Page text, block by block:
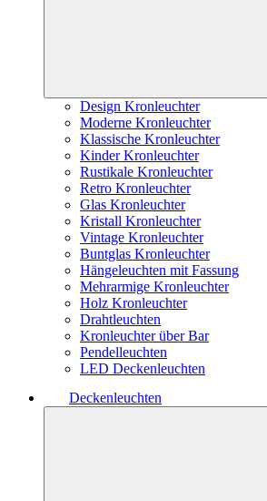
Design Kronleuchter
Moderne Kronleuchter
Klassische Kronleuchter
Kinder Kronleuchter
Rustikale Kronleuchter
Retro Kronleuchter
Glas Kronleuchter
Kristall Kronleuchter
Vintage Kronleuchter
Buntglas Kronleuchter
Hängeleuchten mit Fassung
Mehrarmige Kronleuchter
Holz Kronleuchter
Drahtleuchten
Kronleuchter über Bar
Pendelleuchten
LED Deckenleuchten
Deckenleuchten